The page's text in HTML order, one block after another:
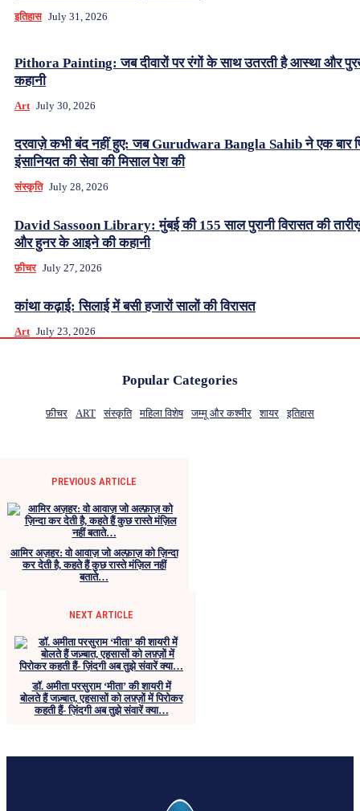
इतिहास July 31, 2026
Pithora Painting: जब दीवारों पर रंगों के साथ उतरती है आस्था और
कहानी
Art July 30, 2026
दरवाज़े कभी बंद नहीं हुए: जब Gurudwara Bangla Sahib ने एक बार
इंसानियत की सेवा की मिसाल पेश की
संस्कृति July 28, 2026
David Sassoon Library: मुंबई की 155 साल पुरानी विरासत की
और हुनर के आइने की कहानी
फ़ीचर July 27, 2026
कांथा कढ़ाई: सिलाई में बसी हजारों सालों की विरासत
Art July 23, 2026
Popular Categories
फ़ीचर ART संस्कृति महिला विशेष जम्मू और कश्मीर शायर इतिहास
PREVIOUS ARTICLE
आमिर अज़हर: वो आवाज़ जो अल्फ़ाज़ को ज़िन्दा
कर देती है, कहते हैं कुछ रास्ते मंज़िल नहीं
बताते…
NEXT ARTICLE
डॉ. अमीता परसुराम ‘मीता’ की शायरी में
बोलते हैं जज़्बात, एहसासों को लफ़्ज़ों में पिरोकर
कहती हैं- ज़िंदगी अब तुझे संवारें क्या…